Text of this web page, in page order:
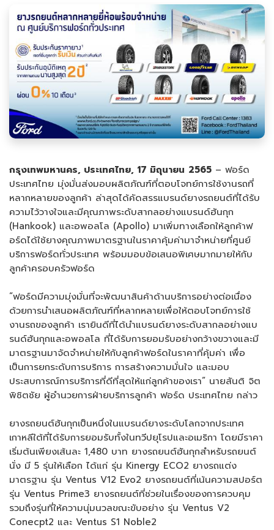
กรุงเทพมหานคร, ประเทศไทย, 17 มิถุนายน 2565 – ฟอร์ด
ประเทศไทย มุ่งมั่นส่งมอบผลิตภัณฑ์ที่ตอบโจทย์การใช้งานรถที่
หลากหลายของลูกค้า ล่าสุดได้คัดสรรแบรนด์ยางรถยนต์ที่ได้รับ
ความไว้วางใจและมีคุณภาพระดับสากลอย่างแบรนด์ฮันกุก
(Hankook) และอพอลโล (Apollo) มาเพิ่มทางเลือกให้ลูกค้าฟ
อร์ดได้ใช้ยางคุณภาพมาตรฐานในราคาคุ้มค่ามาจำหน่ายที่ศูนย์
บริการฟอร์ดทั่วประเทศ พร้อมมอบข้อเสนอพิเศษมากมายให้กับ
ลูกค้าครอบครัวฟอร์ด
“ฟอร์ดมีความมุ่งมั่นที่จะพัฒนาสินค้าด้านบริการอย่างต่อเนื่อง
ด้วยการนำเสนอผลิตภัณฑ์ที่หลากหลายเพื่อให้ตอบโจทย์การใช้
งานรถของลูกค้า เรายินดีที่ได้นำแบรนด์ยางระดับสากลอย่างแบ
รนด์ฮันกุกและอพอลโล ที่ได้รับการยอมรับอย่างกว้างขวางและมี
มาตรฐานมาจัดจำหน่ายให้กับลูกค้าฟอร์ดในราคาที่คุ้มค่า เพื่อ
เป็นการยกระดับการบริการ การสร้างความมั่นใจ และมอบ
ประสบการณ์การบริการที่ดีที่สุดให้แก่ลูกค้าของเรา” นายสันติ จิต
พิชิตชัย ผู้อำนวยการฝ่ายบริการลูกค้า ฟอร์ด ประเทศไทย กล่าว
ยางรถยนต์ฮันกุกเป็นหนึ่งในแบรนด์ยางระดับโลกจากประเทศ
เกาหลีใต้ที่ได้รับการยอมรับทั้งในทวีปยุโรปและอเมริกา โดยมีราคา
เริ่มต้นเพียงเส้นละ 1,480 บาท ยางรถยนต์ฮันกุกสำหรับรถยนต์
นั่ง มี 5 รุ่นให้เลือก ได้แก่ รุ่น Kinergy ECO2 ยางรถแต่ง
มาตรฐาน รุ่น Ventus V12 Evo2 ยางรถยนต์ที่เน้นความสปอร์ต
รุ่น Ventus Prime3 ยางรถยนต์ที่ช่วยในเรื่องของการควบคุม
รวมถึงรุ่นที่ให้ความนุ่มนวลขณะขับอย่าง รุ่น Ventus V2
Conecpt2 และ Ventus S1 Noble2